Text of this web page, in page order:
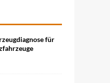
für